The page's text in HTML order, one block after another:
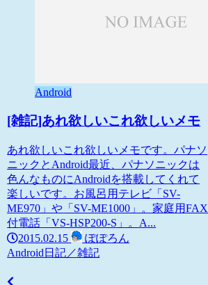
Android
[雑記]あれ欲しいこれ欲しいメモ
あれ欲しいこれ欲しいメモです。パナソ
ニックとAndroid最近、パナソニックは
色んなものにAndroidを搭載してくれて
楽しいです。お風呂用テレビ「SV-
ME970」や「SV-ME1000」。家庭用FAX
付電話「VS-HSP200-S」。A...
2015.02.15
ぽぽろん
Android 日記／雑記